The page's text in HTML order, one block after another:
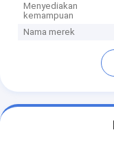
Menyediakan
kemampuan
Nama merek